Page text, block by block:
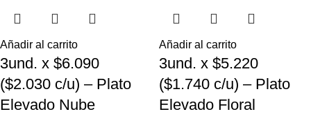
Añadir al carrito
3und. x $6.090
($2.030 c/u) – Plato
Elevado Nube
Añadir al carrito
3und. x $5.220
($1.740 c/u) – Plato
Elevado Floral